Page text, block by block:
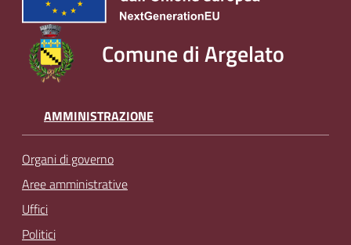
Seguici
su
Comune di Argelato
AMMINISTRAZIONE
Organi di governo
Aree amministrative
Uffici
Politici